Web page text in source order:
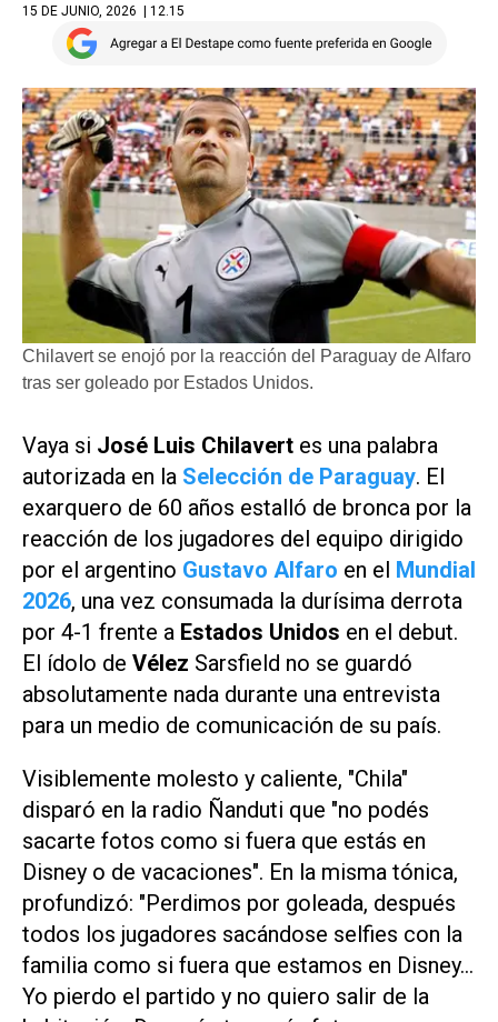
15 DE JUNIO, 2026 | 12.15
Chilavert se enojó por la reacción del Paraguay de Alfaro
tras ser goleado por Estados Unidos.
Vaya si José Luis Chilavert es una palabra
autorizada en la Selección de Paraguay. El
exarquero de 60 años estalló de bronca por la
reacción de los jugadores del equipo dirigido
por el argentino Gustavo Alfaro en el Mundial
2026, una vez consumada la durísima derrota
por 4-1 frente a Estados Unidos en el debut.
El ídolo de Vélez Sarsfield no se guardó
absolutamente nada durante una entrevista
para un medio de comunicación de su país.
Visiblemente molesto y caliente, "Chila"
disparó en la radio Ñanduti que "no podés
sacarte fotos como si fuera que estás en
Disney o de vacaciones". En la misma tónica,
profundizó: "Perdimos por goleada, después
todos los jugadores sacándose selfies con la
familia como si fuera que estamos en Disney...
Yo pierdo el partido y no quiero salir de la